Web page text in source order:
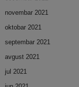
novembar 2021
oktobar 2021
septembar 2021
avgust 2021
jul 2021